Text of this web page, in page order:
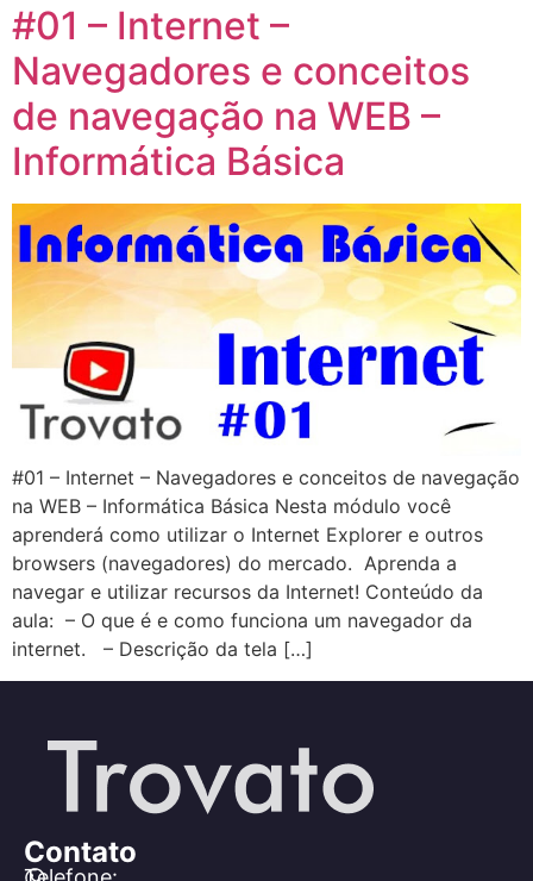
#01 – Internet –
Navegadores e conceitos
de navegação na WEB –
Informática Básica
#01 – Internet – Navegadores e conceitos de navegação
na WEB – Informática Básica Nesta módulo você
aprenderá como utilizar o Internet Explorer e outros
browsers (navegadores) do mercado. Aprenda a
navegar e utilizar recursos da Internet! Conteúdo da
aula: – O que é e como funciona um navegador da
internet. – Descrição da tela […]
Contato